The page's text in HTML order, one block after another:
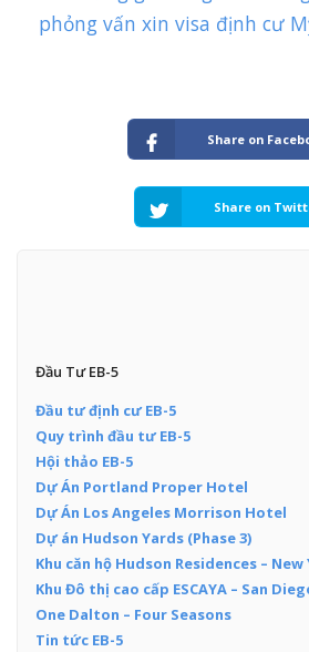
phỏng vấn xin visa định cư
Share on
Share on
Đầu Tư EB-5
Đầu tư định cư EB-5
Quy trình đầu tư EB-5
Hội thảo EB-5
Dự Án Portland Proper Hotel
Dự Án Los Angeles Morrison Hotel
Dự án Hudson Yards (Phase 3)
Khu căn hộ Hudson Residences – New
Khu Đô thị cao cấp ESCAYA – San
One Dalton – Four Seasons
Tin tức EB-5